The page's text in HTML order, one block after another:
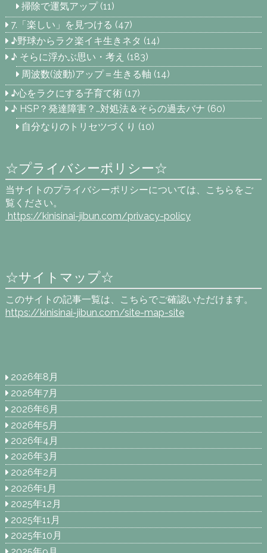
掃除で運気アップ(11)
7.「楽しい」を見つける (47)
♪野球からラク楽イキ生きネタ (14)
♪ そらに浮かぶ思い・考え (183)
周波数(波動)アップ＝生きる軸 (14)
♪心をラクにする子育て術 (17)
♪ HSP？発達障害？…対処法＆そらの過去バナ (60)
自分なりのトリセツづくり (10)
☆プライバシーポリシー☆
当サイトのプライバシーポリシーについては、こちらをご
覧ください。
https://kinisinai-jibun.com/privacy-policy
☆サイトマップ☆
このサイトの記事一覧は、こちらでご確認いただけます。
https://kinisinai-jibun.com/site-map-site
2026年8月
2026年7月
2026年6月
2026年5月
2026年4月
2026年3月
2026年2月
2026年1月
2025年12月
2025年11月
2025年10月